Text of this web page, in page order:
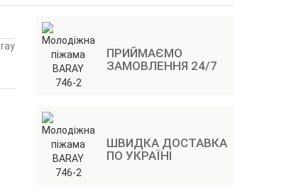
ПРИЙМАЄМО
ЗАМОВЛЕННЯ 24/7
ШВИДКА ДОСТАВКА
ПО УКРАЇНІ